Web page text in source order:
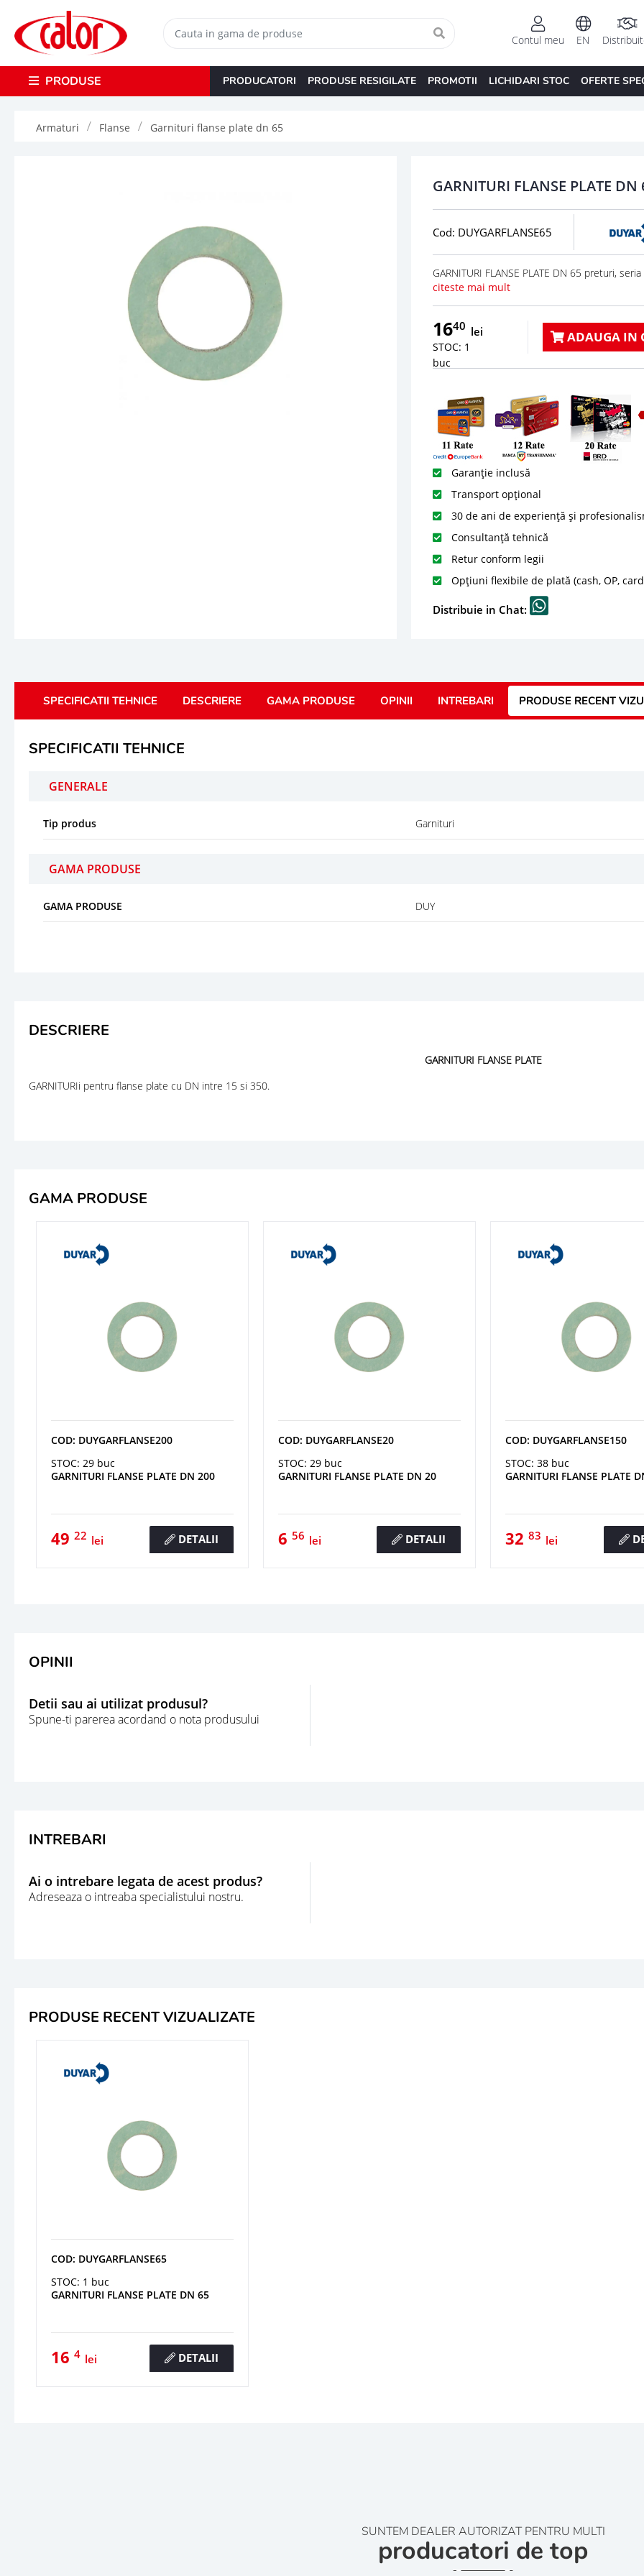
EN
Contul meu
PRODUSE PRODUCATORI PRODUSE RESIGILATE PROMOTII LICHIDARI STOC OFERTE
Armaturi Flanse Garnituri flanse plate dn 65
GARNITURI FLANSE PLATE DN
Cod: DUYGARFLANSE65
GARNITURI FLANSE PLATE DN 65 preturi,
citeste mai mult
1640 lei
STOC: 1
buc
ADAUGA IN
Garanție inclusă
Transport opțional
30 de ani de experiență și
Consultanță tehnică
Retur conform legii
Opțiuni flexibile de plată (cash, OP,
Distribuie in Chat:
SPECIFICATII TEHNICE DESCRIERE GAMA PRODUSE OPINII INTREBARI PRODUSE RECENT
SPECIFICATII TEHNICE
GENERALE
Tip produs Garnituri
GAMA PRODUSE
GAMA PRODUSE DUY
DESCRIERE
GARNITURI FLANSE PLATE
GARNITURIi pentru flanse plate cu DN intre 15 si 350.
GAMA PRODUSE
COD: DUYGARFLANSE200
STOC: 29 buc
GARNITURI FLANSE PLATE DN 200
49 22 lei DETALII
COD: DUYGARFLANSE20
STOC: 29 buc
GARNITURI FLANSE PLATE DN 20
6 56 lei DETALII
COD: DUYGARFLANSE150
STOC: 38 buc
GARNITURI FLANSE PLATE
32 83 lei
OPINII
Detii sau ai utilizat produsul?
Spune-ti parerea acordand o nota produsului
INTREBARI
Ai o intrebare legata de acest produs?
Adreseaza o intreaba specialistului nostru.
PRODUSE RECENT VIZUALIZATE
COD: DUYGARFLANSE65
STOC: 1 buc
GARNITURI FLANSE PLATE DN 65
16 4 lei DETALII
SUNTEM DEALER AUTORIZAT PENTRU MULTI
producatori de top